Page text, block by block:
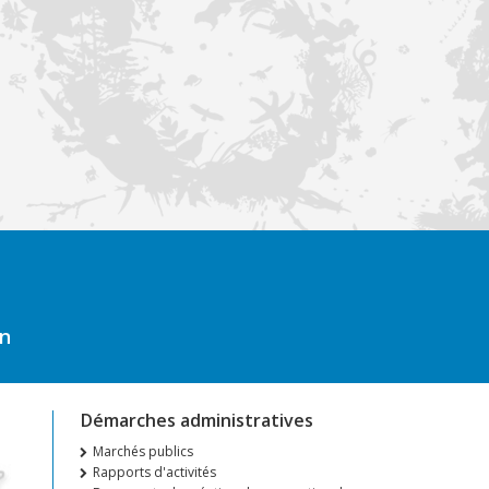
Démarches administratives
Marchés publics
Rapports d'activités